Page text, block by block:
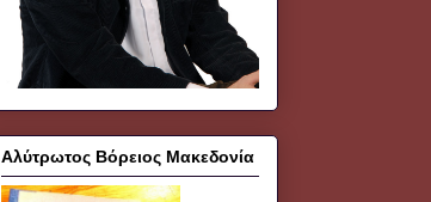
Αλύτρωτος Βόρειος Μακεδονία